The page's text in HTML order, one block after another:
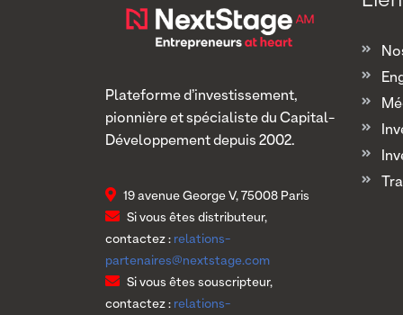
Plateforme d’investissement,
pionnière et spécialiste du Capital-
Développement depuis 2002.
19 avenue George V, 75008 Paris
Si vous êtes distributeur,
contactez : relations-
partenaires@nextstage.com
Si vous êtes souscripteur,
contactez : relations-